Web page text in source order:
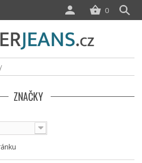
ZNAČKY
0